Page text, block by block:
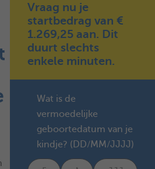
Vraag nu je
startbedrag van €
1.269,25 aan. Dit
duurt slechts
enkele minuten.
Wat is de
vermoedelijke
geboortedatum van je
kindje? (DD/MM/JJJJ)